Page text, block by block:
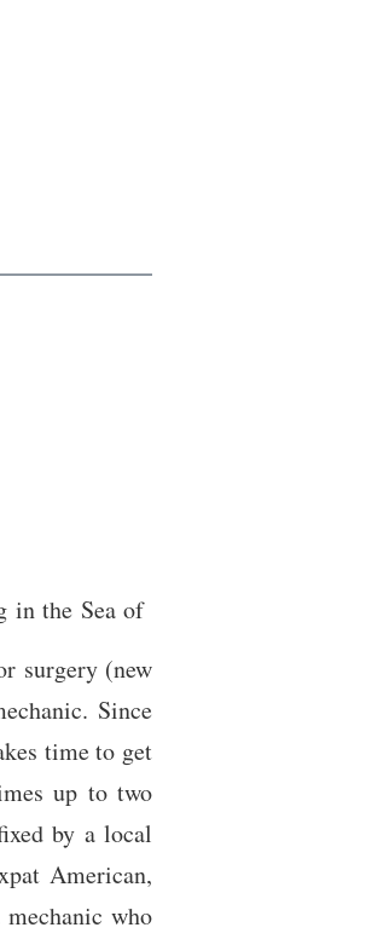
in the Sea of
surgery (new
Since
time to get
up to two
by a local
American,
who